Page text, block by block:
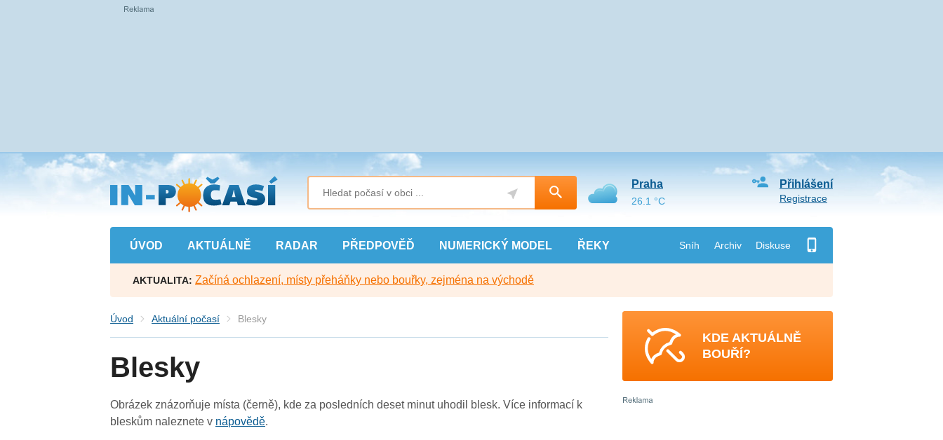
Přejít
na
hlavní
obsah
ÚVOD AKTUÁLNĚ RADAR PŘEDPOVĚĎ NUMERICKÝ MODEL ŘEKY Sníh Archiv Diskuse
Přihlášení
Registrace
Praha
26.1 °C
AKTUALITA: Začíná ochlazení, místy přeháňky nebo bouřky, zejména na východě
Úvod Aktuální počasí Blesky
Blesky
Obrázek znázorňuje místa (černě), kde za posledních deset minut uhodil blesk. Více informací k
bleskům naleznete v nápovědě.
KDE AKTUÁLNĚ
BOUŘÍ?